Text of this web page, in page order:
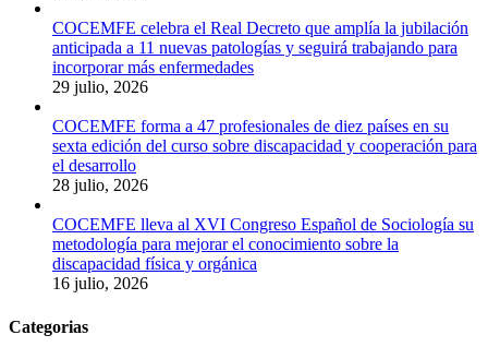
COCEMFE celebra el Real Decreto que amplía la jubilación
anticipada a 11 nuevas patologías y seguirá trabajando para
incorporar más enfermedades
29 julio, 2026
COCEMFE forma a 47 profesionales de diez países en su
sexta edición del curso sobre discapacidad y cooperación para
el desarrollo
28 julio, 2026
COCEMFE lleva al XVI Congreso Español de Sociología su
metodología para mejorar el conocimiento sobre la
discapacidad física y orgánica
16 julio, 2026
Categorias